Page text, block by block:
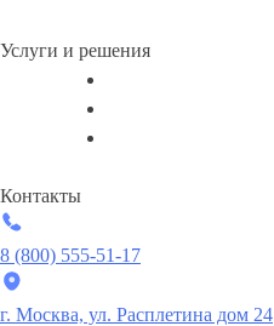
Услуги и решения
Контакты
8 (800) 555-51-17
г. Москва, ул. Расплетина дом 24